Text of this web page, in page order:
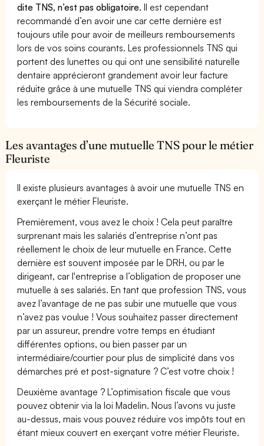
dite TNS, n’est pas obligatoire.Il est cependant
recommandé d’en avoir une car cette dernière est
toujours utile pour avoir de meilleurs remboursements
lors de vos soins courants. Les professionnels TNS qui
portent des lunettes ou qui ont une sensibilité naturelle
dentaire apprécieront grandement avoir leur facture
réduite grâce à une mutuelle TNS qui viendra compléter
les remboursements de la Sécurité sociale.
Les avantages d’une mutuelle TNS pour le métier
Fleuriste
Il existe plusieurs avantages à avoir une mutuelle TNS en
exerçant le métier Fleuriste.
Premièrement, vous avez le choix ! Cela peut paraître
surprenant mais les salariés d’entreprise n’ont pas
réellement le choix de leur mutuelle en France. Cette
dernière est souvent imposée par le DRH, ou par le
dirigeant, car l'entreprise a l’obligation de proposer une
mutuelle à ses salariés. En tant que profession TNS, vous
avez l’avantage de ne pas subir une mutuelle que vous
n’avez pas voulue ! Vous souhaitez passer directement
par un assureur, prendre votre temps en étudiant
différentes options, ou bien passer par un
intermédiaire/courtier pour plus de simplicité dans vos
démarches pré et post-signature ? C’est votre choix !
Deuxième avantage ? L’optimisation fiscale que vous
pouvez obtenir via la loi Madelin. Nous l’avons vu juste
au-dessus, mais vous pouvez réduire vos impôts tout en
étant mieux couvert en exerçant votre métier Fleuriste.